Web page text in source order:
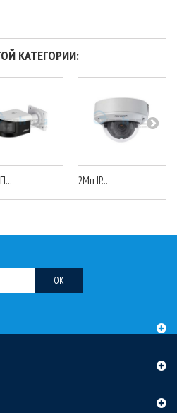
КАТЕГОРИИ:
2Мп IP...
OK